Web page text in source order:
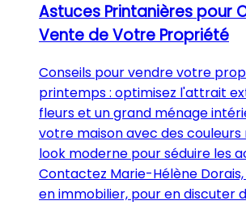
Astuces Printanières pour
Vente de Votre Propriété
Conseils pour vendre votre
printemps : optimisez l'attrait
fleurs et un grand ménage
votre maison avec des
look moderne pour séduire les
Contactez Marie-Hélène
en immobilier, pour en discuter